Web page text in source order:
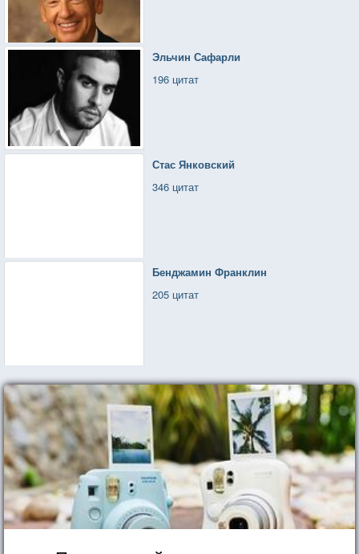
Эльчин Сафарли
196 цитат
Стас Янковский
346 цитат
Бенджамин Франклин
205 цитат